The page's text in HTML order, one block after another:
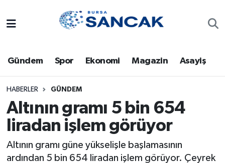
Gündem Spor Ekonomi Magazin Asayiş
HABERLER GÜNDEM
Altının gramı 5 bin 654
liradan işlem görüyor
Altının gramı güne yükselişle başlamasının
ardından 5 bin 654 liradan işlem görüyor. Çeyrek
Bursa
Dünya
Eğitim
Trafik Durumu
Süper Lig Puan Durumu ve Fikstür
Tüm Manşetler
Son Dakika Haberleri